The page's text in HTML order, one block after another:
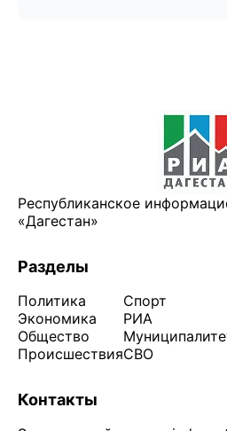
Республиканское
«Дагестан»
Разделы
Политика
Экономика
Общество
Происшествия
Спорт
РИА
СВО
Контакты